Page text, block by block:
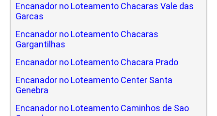
Encanador no Loteamento Chacaras Vale das
Garcas
Encanador no Loteamento Chacaras
Gargantilhas
Encanador no Loteamento Chacara Prado
Encanador no Loteamento Center Santa
Genebra
Encanador no Loteamento Caminhos de Sao